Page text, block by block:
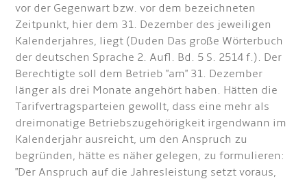
vor der Gegenwart bzw. vor dem bezeichneten
Zeitpunkt, hier dem 31. Dezember des jeweiligen
Kalenderjahres, liegt (Duden Das große Wörterbuch
der deutschen Sprache 2. Aufl. Bd. 5 S. 2514 f.). Der
Berechtigte soll dem Betrieb "am" 31. Dezember
länger als drei Monate angehört haben. Hätten die
Tarifvertragsparteien gewollt, dass eine mehr als
dreimonatige Betriebszugehörigkeit irgendwann im
Kalenderjahr ausreicht, um den Anspruch zu
begründen, hätte es näher gelegen, zu formulieren:
"Der Anspruch auf die Jahresleistung setzt voraus,